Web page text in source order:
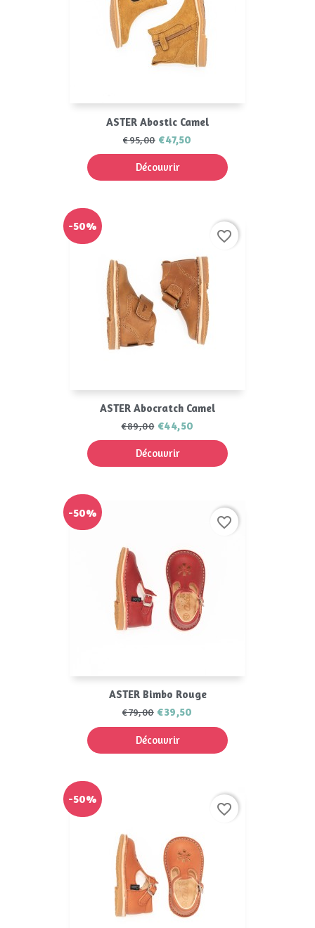
ASTER Abostic Camel
€95,00 €47,50
Découvrir
ASTER Abocratch Camel
€89,00 €44,50
Découvrir
-50%
favorite_border
ASTER Bimbo Rouge
€79,00 €39,50
Découvrir
-50%
favorite_border
-50%
favorite_border